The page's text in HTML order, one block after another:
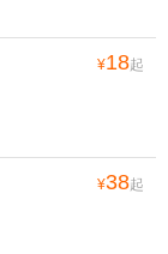
¥18起
¥38起